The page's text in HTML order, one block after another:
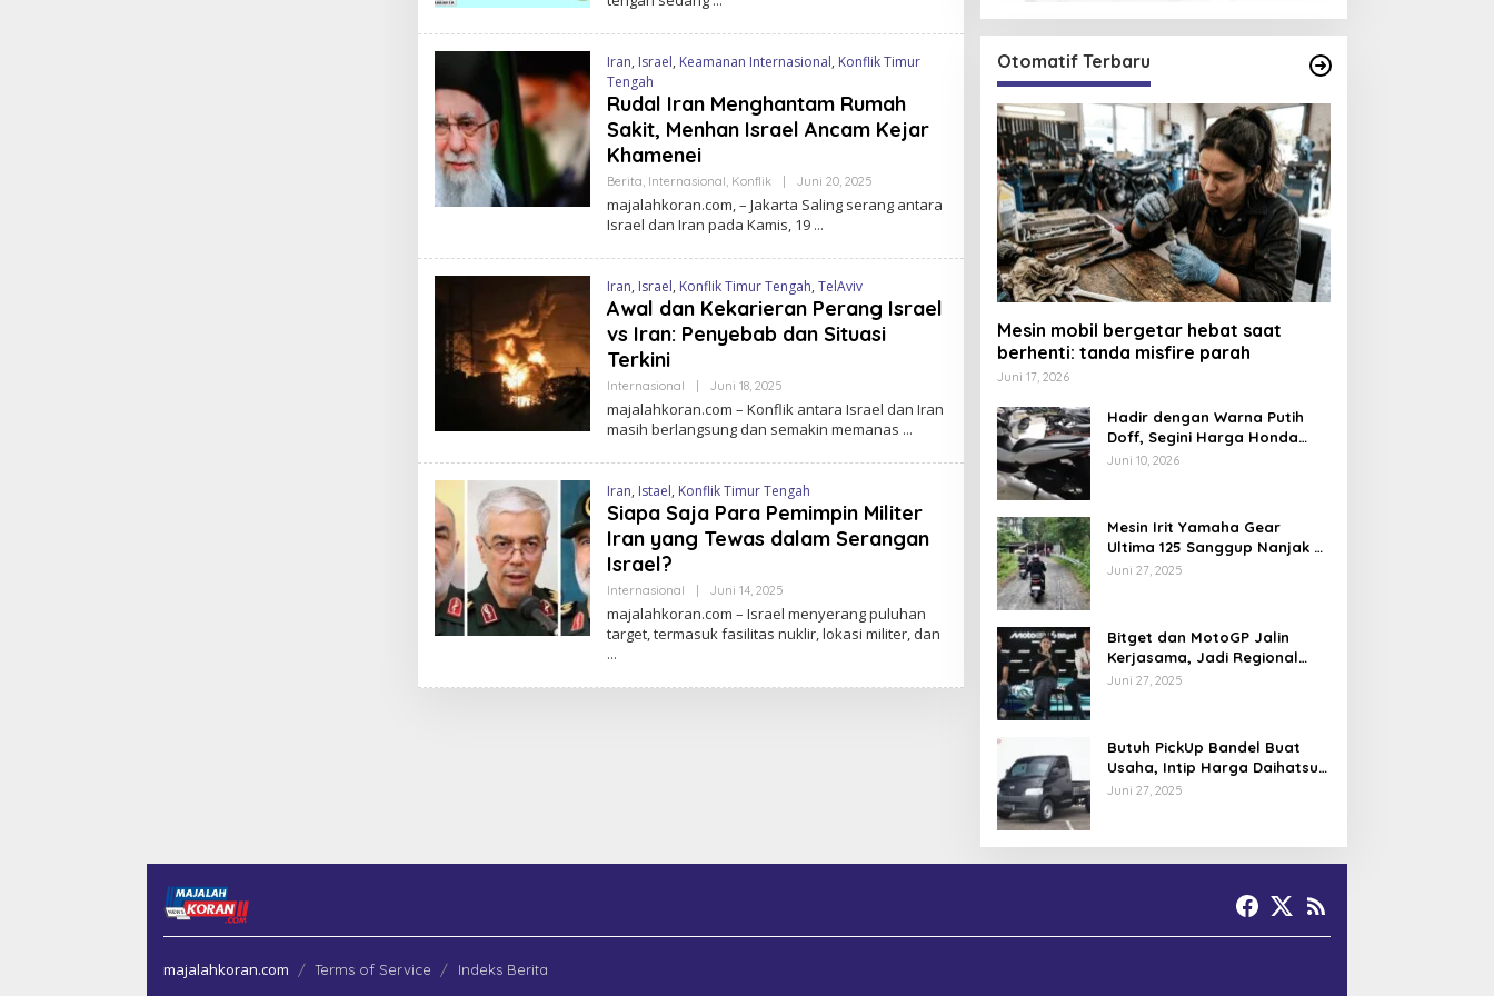
A
A
A
H
K
A
N
Iran, Israel, Keamanan Internasional, Konflik Timur
Tengah
Rudal Iran Menghantam Rumah
Sakit, Menhan Israel Ancam Kejar
Khamenei
Berita, Internasional, Konflik Juni 20, 2025
E
A
L
A
H
N
majalahkoran.com, – Jakarta Saling serang antara
Israel dan Iran pada Kamis, 19
Iran, Israel, Konflik Timur Tengah, TelAviv
Awal dan Kekarieran Perang Israel
vs Iran: Penyebab dan Situasi
Terkini
Internasional Juni 18, 2025
L
E
H
A
A
L
H
R
N
majalahkoran.com – Konflik antara Israel dan Iran
masih berlangsung dan semakin memanas
Iran, Istael, Konflik Timur Tengah
Siapa Saja Para Pemimpin Militer
Iran yang Tewas dalam Serangan
Israel?
Internasional Juni 14, 2025
L
E
H
J
majalahkoran.com – Israel menyerang puluhan
target, termasuk fasilitas nuklir, lokasi militer, dan
Otomatif Terbaru
Mesin mobil bergetar hebat saat
berhenti: tanda misfire parah
Juni 17, 2026
Hadir dengan Warna Putih
Doff, Segini Harga Honda
PCX 160 CBS 2026
Juni 10, 2026
Mesin Irit Yamaha Gear
Ultima 125 Sanggup Nanjak di
TOL Khayangan via Krakalan?
Juni 27, 2025
Bitget dan MotoGP Jalin
Kerjasama, Jadi Regional
Partner MotoGP Mandalika
Juni 27, 2025
Butuh PickUp Bandel Buat
Usaha, Intip Harga Daihatsu
Gran Max Juni 2025
Juni 27, 2025
majalahkoran.com Terms of Service Indeks Berita